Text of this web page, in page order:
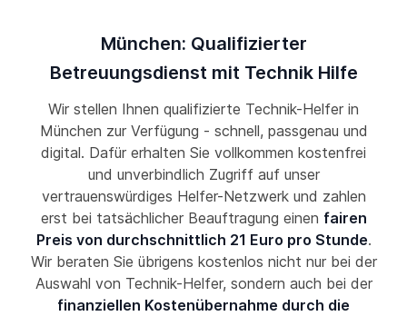
München: Qualifizierter
Betreuungsdienst mit Technik Hilfe
Wir stellen Ihnen qualifizierte Technik-Helfer in
München zur Verfügung - schnell, passgenau und
digital. Dafür erhalten Sie vollkommen kostenfrei
und unverbindlich Zugriff auf unser
vertrauenswürdiges Helfer-Netzwerk und zahlen
erst bei tatsächlicher Beauftragung einen fairen
Preis von durchschnittlich 21 Euro pro Stunde.
Wir beraten Sie übrigens kostenlos nicht nur bei der
Auswahl von Technik-Helfer, sondern auch bei der
finanziellen Kostenübernahme durch die